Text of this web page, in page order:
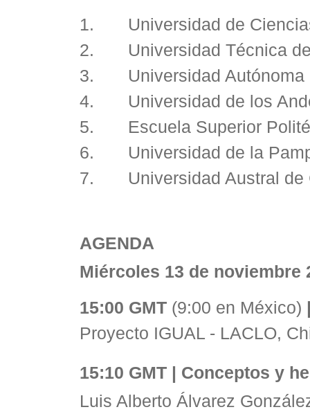
1. Universidad de
2. Universidad Técnica de
3. Universidad Autónoma
4. Universidad de los
5. Escuela Superior
6. Universidad de la
7. Universidad Austral de
AGENDA
Miércoles 13 de noviembre
15:00 GMT (9:00 en México)
Proyecto IGUAL - LACLO,
15:10 GMT | Conceptos y
Luis Alberto Álvarez